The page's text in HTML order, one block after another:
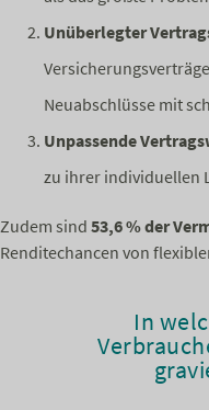
Unüberlegter
Neuabschlüsse mit
Unpassende
zu ihrer individuellen
Zudem sind 53,6 % der
Renditechancen von
In